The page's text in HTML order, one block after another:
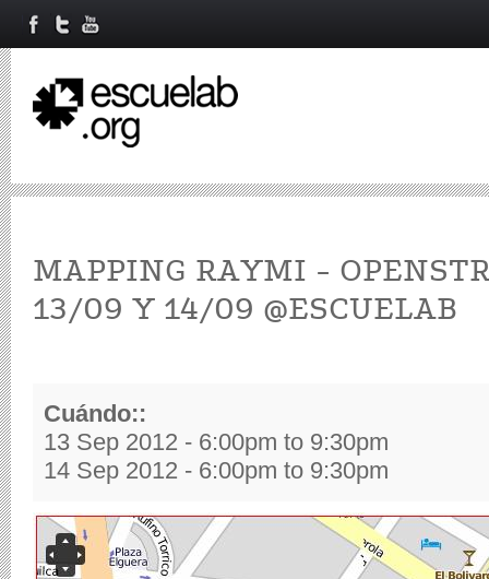
MAPPING RAYMI -
13/09 Y 14/09 @ESCUELAB
Cuándo::
13 Sep 2012 - 6:00pm to 9:30pm
14 Sep 2012 - 6:00pm to 9:30pm